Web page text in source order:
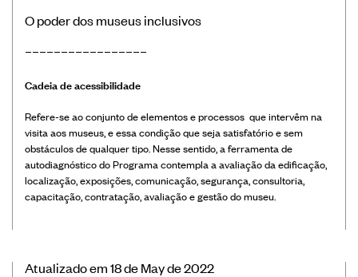
Atualizado em 18 de May de 2022
O poder dos museus inclusivos
–––––––––––––––––
Cadeia de acessibilidade
Refere-se ao conjunto de elementos e processos que intervêm na
visita aos museus, e essa condição que seja satisfatório e sem
obstáculos de qualquer tipo. Nesse sentido, a ferramenta de
autodiagnóstico do Programa contempla a avaliação da edificação,
localização, exposições, comunicação, segurança, consultoria,
capacitação, contratação, avaliação e gestão do museu.